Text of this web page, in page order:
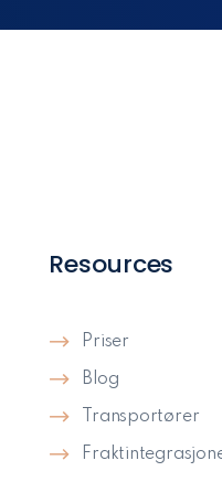
Resources
Priser
Blog
Transportører